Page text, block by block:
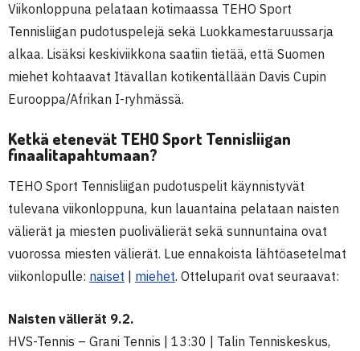
Viikonloppuna pelataan kotimaassa TEHO Sport
Tennisliigan pudotuspelejä sekä Luokkamestaruussarja
alkaa. Lisäksi keskiviikkona saatiin tietää, että Suomen
miehet kohtaavat Itävallan kotikentällään Davis Cupin
Eurooppa/Afrikan I-ryhmässä.
Ketkä etenevät TEHO Sport Tennisliigan
finaalitapahtumaan?
TEHO Sport Tennisliigan pudotuspelit käynnistyvät
tulevana viikonloppuna, kun lauantaina pelataan naisten
välierät ja miesten puolivälierät sekä sunnuntaina ovat
vuorossa miesten välierät. Lue ennakoista lähtöasetelmat
viikonlopulle: naiset miehet. Otteluparit ovat seuraavat:
Naisten välierät 9.2.
HVS-Tennis – Grani Tennis | 13:30 | Talin Tenniskeskus,